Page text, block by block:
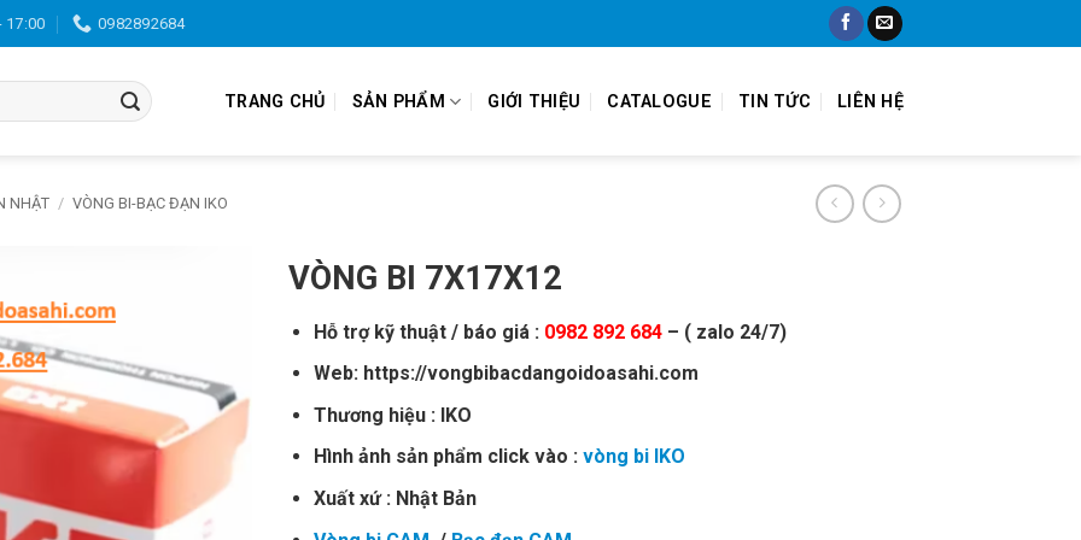
17:00 0982892684
TRANG CHỦ SẢN PHẨM GIỚI THIỆU CATALOGUE TIN TỨC LIÊN HỆ
NHẬT / VÒNG BI-BẠC ĐẠN IKO
VÒNG BI 7X17X12
Hỗ trợ kỹ thuật / báo giá : 0982 892 684– ( zalo 24/7)
Web: https://vongbibacdangoidoasahi.com
Thương hiệu : IKO
Hình ảnh sản phẩm click vào : vòng bi IKO
Xuất xứ : Nhật Bản